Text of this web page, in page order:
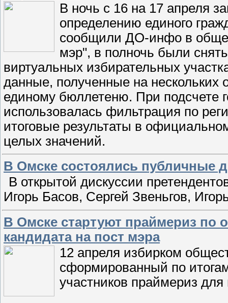
В ночь с 16 на 17 апреля
определению единого
сообщили ДО-инфо в
мэр", в полночь были
виртуальных избирательных
данные, полученные на
единому бюллетеню. При подсчете
использовалась фильтрация по
итоговые результаты в
целых значений.
В Омске состоялись публичные
В открытой дискуссии
Игорь Басов, Сергей Звеньгов,
В Омске стартуют праймериз по
кандидата на пост мэра
12 апреля избирком
сформированный по
участников праймериз